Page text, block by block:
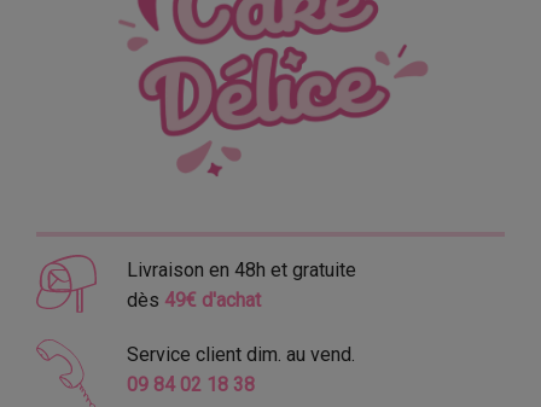
Livraison en 48h et gratuite
dès 49€ d'achat
Service client dim. au vend.
09 84 02 18 38